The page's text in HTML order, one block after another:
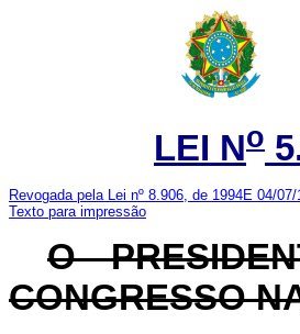
LEI No
Revogada pela Lei nº 8.906, de 1994E 04/07/
Texto para impressão
O
CONGRESSO